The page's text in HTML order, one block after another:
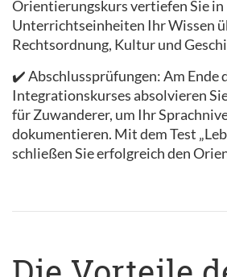
Orientierungskurs vertiefen Sie in
Unterrichtseinheiten Ihr Wissen
Rechtsordnung, Kultur und
✔️ Abschlussprüfungen: Am Ende
Integrationskurses absolvieren
für Zuwanderer, um Ihr
dokumentieren. Mit dem Test
schließen Sie erfolgreich den